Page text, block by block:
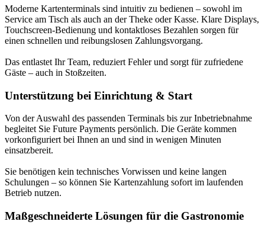
Moderne Kartenterminals sind intuitiv zu bedienen – sowohl im
Service am Tisch als auch an der Theke oder Kasse. Klare Displays,
Touchscreen-Bedienung und kontaktloses Bezahlen sorgen für
einen schnellen und reibungslosen Zahlungsvorgang.
Das entlastet Ihr Team, reduziert Fehler und sorgt für zufriedene
Gäste – auch in Stoßzeiten.
Unterstützung bei Einrichtung & Start
Von der Auswahl des passenden Terminals bis zur Inbetriebnahme
begleitet Sie Future Payments persönlich. Die Geräte kommen
vorkonfiguriert bei Ihnen an und sind in wenigen Minuten
einsatzbereit.
Sie benötigen kein technisches Vorwissen und keine langen
Schulungen – so können Sie Kartenzahlung sofort im laufenden
Betrieb nutzen.
Maßgeschneiderte Lösungen für die Gastronomie